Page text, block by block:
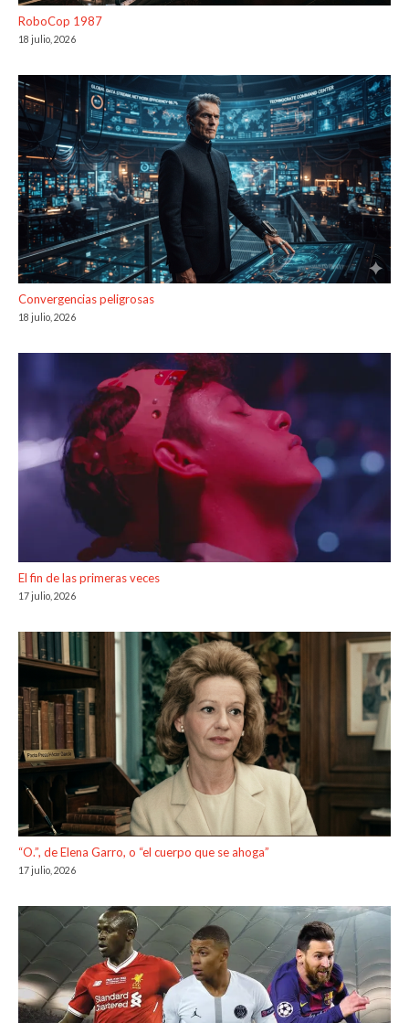
RoboCop 1987
18 julio, 2026
Convergencias peligrosas
18 julio, 2026
El fin de las primeras veces
17 julio, 2026
“O.”, de Elena Garro, o “el cuerpo que se ahoga”
17 julio, 2026